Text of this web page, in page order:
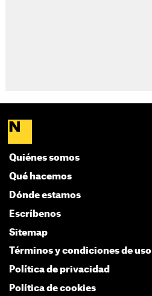
Quiénes somos
Qué hacemos
Dónde estamos
Escríbenos
Sitemap
Términos y condiciones de uso
Política de privacidad
Política de cookies